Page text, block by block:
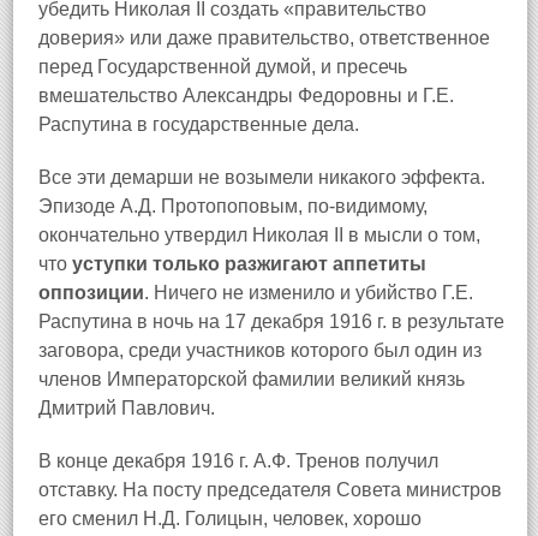
убедить Николая II создать «правительство
доверия» или даже правительство, ответственное
перед Государственной думой, и пресечь
вмешательство Александры Федоровны и Г.Е.
Распутина в государственные дела.
Все эти демарши не возымели никакого эффекта.
Эпизоде А.Д. Протопоповым, по-видимому,
окончательно утвердил Николая II в мысли о том,
что уступки только разжигают аппетиты
оппозиции. Ничего не изменило и убийство Г.Е.
Распутина в ночь на 17 декабря 1916 г. в результате
заговора, среди участников которого был один из
членов Императорской фамилии великий князь
Дмитрий Павлович.
В конце декабря 1916 г. А.Ф. Тренов получил
отставку. На посту председателя Совета министров
его сменил Н.Д. Голицын, человек, хорошо